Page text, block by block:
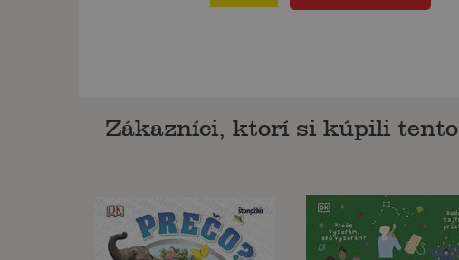
Zákazníci, ktorí si kúpili